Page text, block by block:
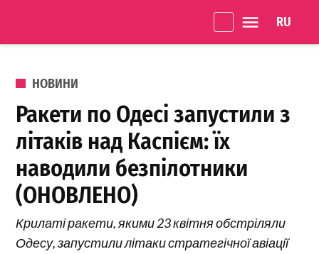
Життя
ОПУБЛІКОВАНО В
НОВИНИ
Ракети по Одесі запустили з
літаків над Каспієм: їх
наводили безпілотники
(ОНОВЛЕНО)
Крилаті ракети, якими 23 квітня обстріляли
Одесу, запустили літаки стратегічної авіації